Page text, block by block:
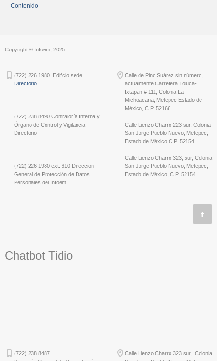
---Contenido
Copyright © Infoem, 2025
(722) 226 1980. Edificio sede
Directorio
(722) 238 8490 Contraloría Interna y
Órgano de Control y Vigilancia
Directorio
(722) 226 1980 ext. 610 Dirección
General de Protección de Datos
Personales del Infoem
Calle de Pino Suárez sin número,
actualmente Carretera Toluca-
Ixtapan # 111, Colonia La
Michoacana; Metepec Estado de
México, C.P. 52166
Calle Lienzo Charro 223 sur, Colonia
San Jorge Pueblo Nuevo, Metepec,
Estado de México C.P. 52154
Calle Lienzo Charro 323, sur, Colonia
San Jorge Pueblo Nuevo, Metepec,
Estado de México, C.P. 52154.
Chatbot Tidio
(722) 238 8487
Calle Lienzo Charro 323 sur, Colonia